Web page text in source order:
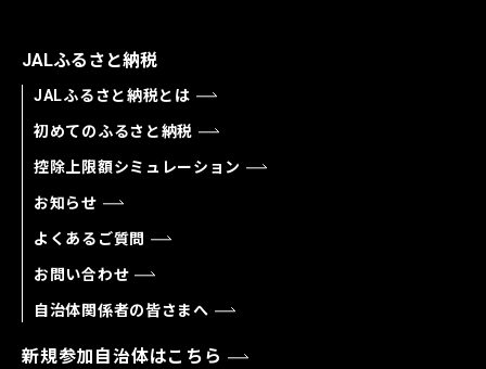
JALふるさと納税
JALふるさと納税とは
初めてのふるさと納税
控除上限額シミュレーション
お知らせ
よくあるご質問
お問い合わせ
自治体関係者の皆さまへ
新規参加自治体はこちら